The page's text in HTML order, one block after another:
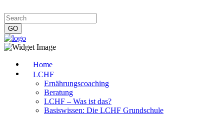
Home
LCHF
Ernährungscoaching
Beratung
LCHF – Was ist das?
Basiswissen: Die LCHF Grundschule